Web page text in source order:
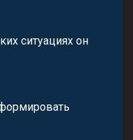
ситуациях он